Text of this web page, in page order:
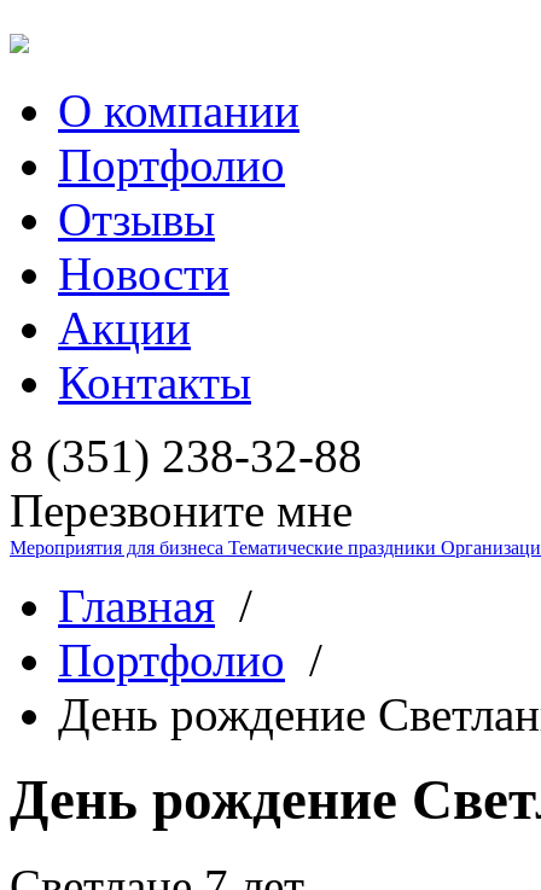
О компании
Портфолио
Отзывы
Новости
Акции
Контакты
8 (351) 238-32-88
Перезвоните мне
Мероприятия для бизнеса Тематические праздники
Главная /
Портфолио /
День рождение
День рождение